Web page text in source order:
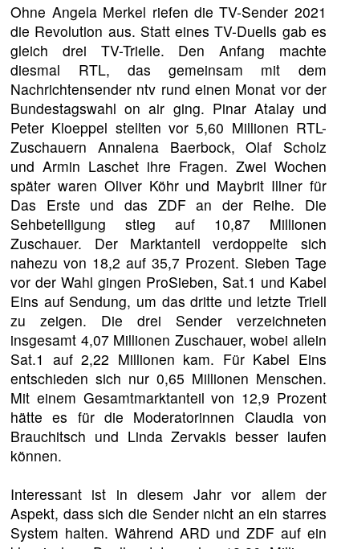
Ohne Angela Merkel riefen die TV-Sender 2021
die Revolution aus. Statt eines TV-Duells gab es
gleich drei TV-Trielle. Den Anfang machte
diesmal RTL, das gemeinsam mit dem
Nachrichtensender ntv rund einen Monat vor der
Bundestagswahl on air ging. Pinar Atalay und
Peter Kloeppel stellten vor 5,60 Millionen RTL-
Zuschauern Annalena Baerbock, Olaf Scholz
und Armin Laschet ihre Fragen. Zwei Wochen
später waren Oliver Köhr und Maybrit Illner für
Das Erste und das ZDF an der Reihe. Die
Sehbeteiligung stieg auf 10,87 Millionen
Zuschauer. Der Marktanteil verdoppelte sich
nahezu von 18,2 auf 35,7 Prozent. Sieben Tage
vor der Wahl gingen ProSieben, Sat.1 und Kabel
Eins auf Sendung, um das dritte und letzte Triell
zu zeigen. Die drei Sender verzeichneten
insgesamt 4,07 Millionen Zuschauer, wobei allein
Sat.1 auf 2,22 Millionen kam. Für Kabel Eins
entschieden sich nur 0,65 Millionen Menschen.
Mit einem Gesamtmarktanteil von 12,9 Prozent
hätte es für die Moderatorinnen Claudia von
Brauchitsch und Linda Zervakis besser laufen
können.
Interessant ist in diesem Jahr vor allem der
Aspekt, dass sich die Sender nicht an ein starres
System halten. Während ARD und ZDF auf ein